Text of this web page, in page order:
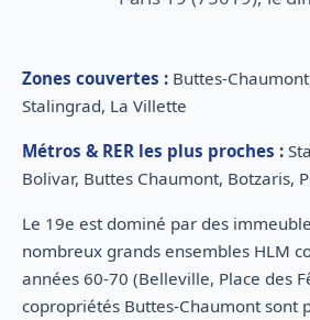
Zones couvertes : Buttes-
Stalingrad, La Villette
Métros & RER les plus proches :
Bolivar, Buttes Chaumont, Botzaris,
Le 19e est dominé par des
nombreux grands ensembles HLM
années 60-70 (Belleville, Place des
copropriétés Buttes-Chaumont sont